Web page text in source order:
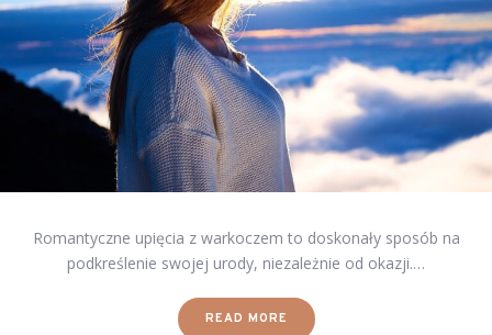
Romantyczne upięcia z warkoczem to doskonały sposób na
podkreślenie swojej urody, niezależnie od okazji.…
READ MORE